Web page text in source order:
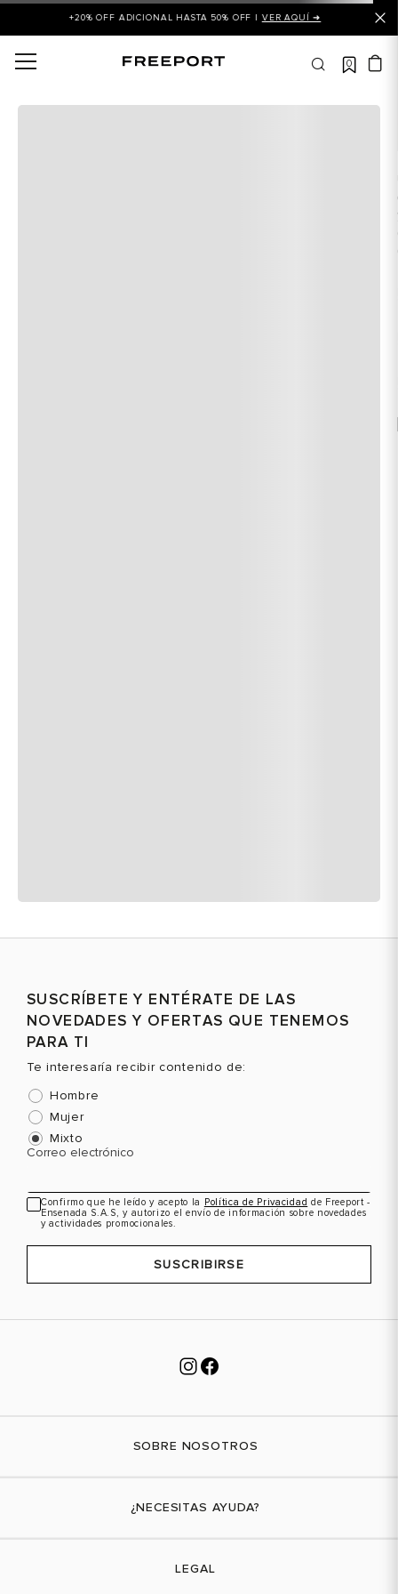
+20% OFF ADICIONAL HASTA 50% OFF | VER AQUÍ ➜
0
SUSCRÍBETE Y ENTÉRATE DE LAS
NOVEDADES Y OFERTAS QUE TENEMOS
PARA TI
Te interesaría recibir contenido de:
Hombre
Mujer
Mixto
Correo electrónico
Confirmo que he leído y acepto la Política de Privacidad de Freeport -
Ensenada S.A.S, y autorizo el envío de información sobre novedades
y actividades promocionales.
SUSCRIBIRSE
SOBRE NOSOTROS
¿NECESITAS AYUDA?
LEGAL